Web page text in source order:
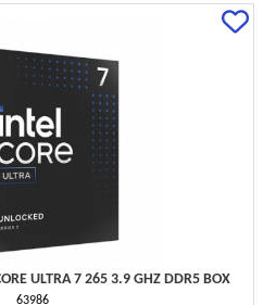
ULTRA 7 265 3.9 GHZ DDR5 BOX
63986